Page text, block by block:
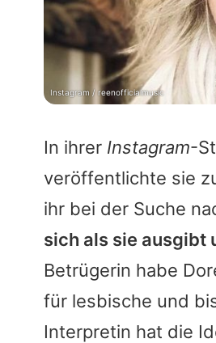
In ihrer Instagram-
veröffentlichte sie
ihr bei der Suche
sich als sie ausgibt
Betrügerin habe
für lesbische und
Interpretin hat die
Instagram / reenofficialmusic